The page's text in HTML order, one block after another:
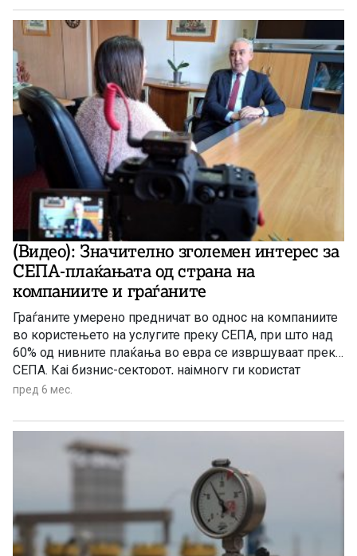
годината.
(Видео): Значително зголемен интерес за
СЕПА-плаќањата од страна на
компаниите и граѓаните
Граѓаните умерено предничат во однос на компаниите
во користењето на услугите преку СЕПА, при што над
60% од нивните плаќања во евра се извршуваат преку
СЕПА. Кај бизнис-секторот, најмногу ги користат
извозно-увозните компании коишто имаат редовни
половината од плаќањата во евра на домашните
компании кон земјите членки на СЕПА веќе се вршат
преку СЕПА.
пред 6 мес.